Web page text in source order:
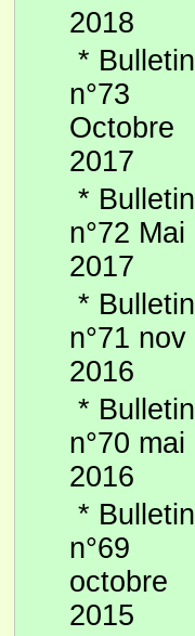
2018
* Bulletin
n°73
Octobre
2017
* Bulletin
n°72 Mai
2017
* Bulletin
n°71 nov
2016
* Bulletin
n°70 mai
2016
* Bulletin
n°69
octobre
2015